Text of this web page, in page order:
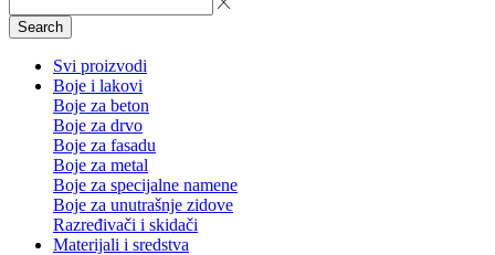
Search
Svi proizvodi
Boje i lakovi
Boje za beton
Boje za drvo
Boje za fasadu
Boje za metal
Boje za specijalne namene
Boje za unutrašnje zidove
Razređivači i skidači
Materijali i sredstva